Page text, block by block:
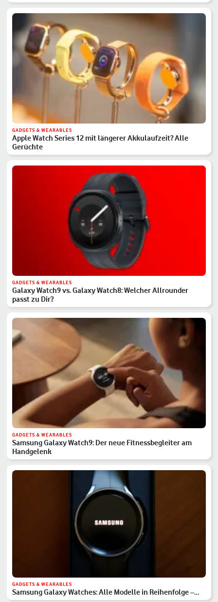
GADGETS & WEARABLES
Apple Watch Series 12 mit längerer Akkulaufzeit? Alle
Gerüchte
GADGETS & WEARABLES
Galaxy Watch9 vs. Galaxy Watch8: Welcher Allrounder
passt zu Dir?
GADGETS & WEARABLES
Samsung Galaxy Watch9: Der neue Fitnessbegleiter am
Handgelenk
GADGETS & WEARABLES
Samsung Galaxy Watches: Alle Modelle in Reihenfolge –